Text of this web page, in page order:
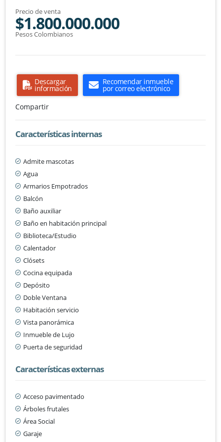
Precio de venta
$1.800.000.000
Pesos Colombianos
Descargar
información
Recomendar inmueble
por correo electrónico
Compartir
Características internas
Admite mascotas
Agua
Armarios Empotrados
Balcón
Baño auxiliar
Baño en habitación principal
Biblioteca/Estudio
Calentador
Clósets
Cocina equipada
Depósito
Doble Ventana
Habitación servicio
Vista panorámica
Inmueble de Lujo
Puerta de seguridad
Características externas
Acceso pavimentado
Árboles frutales
Área Social
Garaje